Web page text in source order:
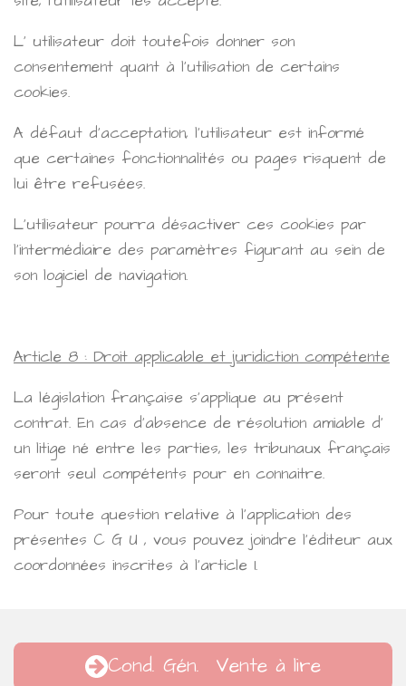
L' utilisateur doit toutefois donner son
consentement quant à l'utilisation de certains
cookies.
A défaut d'acceptation, l'utilisateur est informé
que certaines fonctionnalités ou pages risquent de
lui être refusées.
L'utilisateur pourra désactiver ces cookies par
l'intermédiaire des paramètres figurant au sein de
son logiciel de navigation.
Article 8 : Droit applicable et juridiction compétente
La législation française s'applique au présent
contrat. En cas d'absence de résolution amiable d'
un litige né entre les parties, les tribunaux français
seront seul compétents pour en connaitre.
Pour toute question relative à l'application des
présentes C G U , vous pouvez joindre l'éditeur aux
coordonnées inscrites à l'article 1.
Cond. Gén. Vente à lire